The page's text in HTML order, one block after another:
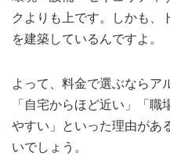
クよりも上です。しかも、
を建築しているんですよ。
よって、料金で選ぶならア
「自宅からほど近い」「
やすい」といった理由があ
いでしょう。